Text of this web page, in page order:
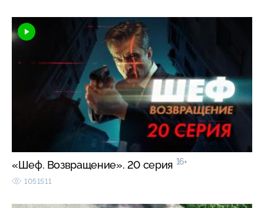
«Шеф. Возвращение». 20 серия 16+
1051511